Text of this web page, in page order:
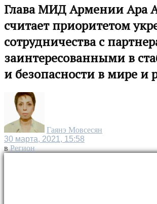
Глава МИД Армении Ара
считает приоритетом
сотрудничества с
заинтересованными в
и безопасности в мире и
Гаянэ Мовсесян
30 марта, 2021, 15:58
в Регион